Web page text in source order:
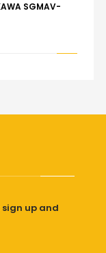
SGMAV-
up and